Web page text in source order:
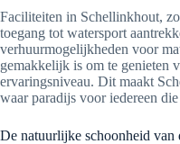
Faciliteiten in Schellinkhout,
toegang tot watersport
verhuurmogelijkheden voor
gemakkelijk is om te genieten
ervaringsniveau. Dit maakt
waar paradijs voor iedereen
De natuurlijke schoonheid van